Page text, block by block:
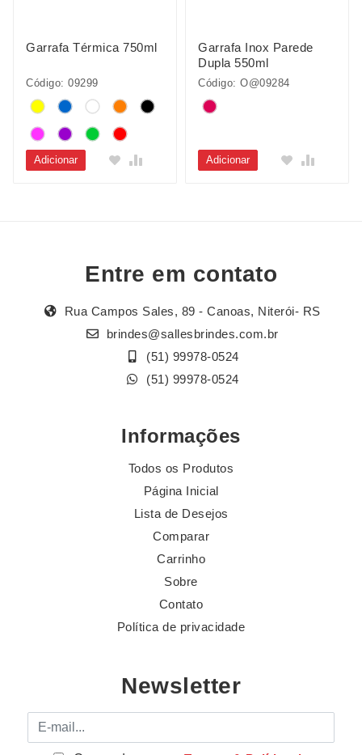
Garrafa Térmica 750ml
Código: 09299
Adicionar
Garrafa Inox Parede
Dupla 550ml
Código: O@09284
Adicionar
Entre em contato
Rua Campos Sales, 89 - Canoas, Niterói- RS
brindes@sallesbrindes.com.br
(51) 99978-0524
(51) 99978-0524
Informações
Todos os Produtos
Página Inicial
Lista de Desejos
Comparar
Carrinho
Sobre
Contato
Política de privacidade
Newsletter
E-mail